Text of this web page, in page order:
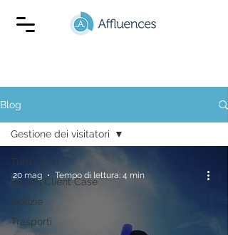
Blog
Tutti i post
I nostri Client Case
Notizie
Trasporti
Gestione dei visitatori
20 mag Tempo di lettura: 4 min